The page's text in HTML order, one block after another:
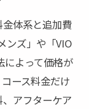
体系と追加費
ンズ」や「VIO
によって価格が
ース料金だけ
アフターケア